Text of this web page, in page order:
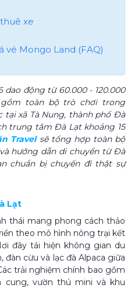
xe
vé Mongo Land (FAQ)
dao động từ 60.000 - 120.000
toàn bộ trò chơi trong
tại xã Tà Nung, thành phố Đà
trung tâm Đà Lạt khoảng 15
Travelsẽ tổng hợp toàn bộ
hướng dẫn di chuyển từ Đà
chuẩn bị chuyến đi thật sự
Lạt
thái mang phong cách thảo
theo mô hình nông trại kết
đây tái hiện không gian du
đàn cừu và lạc đà Alpaca giữa
trải nghiệm chính bao gồm
cung, vườn thú mini và khu